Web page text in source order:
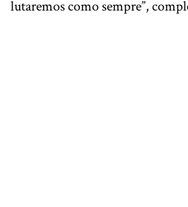
lutaremos como sempre”,